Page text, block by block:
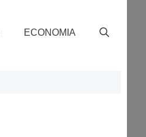
ECONOMIA